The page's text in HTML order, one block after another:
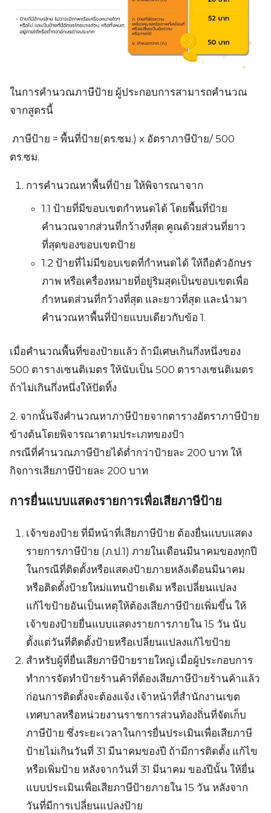
Search
for:
Search
ในการคำนวณภาษีป้าย ผู้ประกอบการสามารถคำนวณ
จากสูตรนี้
ภาษีป้าย = พื้นที่ป้าย(ตร.ซม.) x อัตราภาษีป้าย/ 500
ตร.ซม.
การคำนวณหาพื้นที่ป้าย ให้พิจารณาจาก
1.1 ป้ายที่มีขอบเขตกำหนดได้ โดยพื้นที่ป้าย
คำนวณจากส่วนที่กว้างที่สุด คูณด้วยส่วนที่ยาว
ที่สุดของขอบเขตป้าย
1.2 ป้ายที่ไม่มีขอบเขตที่กำหนดได้ ให้ถือตัวอักษร
ภาพ หรือเครื่องหมายที่อยู่ริมสุดเป็นขอบเขตเพื่อ
กำหนดส่วนที่กว้างที่สุด และยาวที่สุด และนำมา
คำนวณหาพื้นที่ป้ายแบบเดียวกับข้อ 1.
เมื่อคำนวณพื้นที่ของป้ายแล้ว ถ้ามีเศษเกินกึ่งหนึ่งของ
500 ตารางเซนติเมตร ให้นับเป็น 500 ตารางเซนติเมตร
ถ้าไม่เกินกึ่งหนึ่งให้ปัดทิ้ง
2. จากนั้นจึงคำนวณหาภาษีป้ายจากตารางอัตราภาษีป้าย
ข้างต้นโดยพิจารณาตามประเภทของป้า
กรณีที่คำนวณภาษีป้ายได้ต่ำกว่าป้ายละ 200 บาท ให้
กิจการเสียภาษีป้ายละ 200 บาท
การยื่นแบบแสดงรายการเพื่อเสียภาษีป้าย
เจ้าของป้าย ที่มีหน้าที่เสียภาษีป้าย ต้องยื่นแบบแสดง
รายการภาษีป้าย (ภ.ป.1) ภายในเดือนมีนาคมของทุกปี
ในกรณีที่ติดตั้งหรือแสดงป้ายภายหลังเดือนมีนาคม
หรือติดตั้งป้ายใหม่แทนป้ายเดิม หรือเปลี่ยนแปลง
แก้ไขป้ายอันเป็นเหตุให้ต้องเสียภาษีป้ายเพิ่มขึ้น ให้
เจ้าของป้ายยื่นแบบแสดงรายการภายใน 15 วัน นับ
ตั้งแต่วันที่ติดตั้งป้ายหรือเปลี่ยนแปลงแก้ไขป้าย
สำหรับผู้ที่ยื่นเสียภาษีป้ายรายใหญ่ เมื่อผู้ประกอบการ
ทำการจัดทำป้ายร้านค้าที่ต้องเสียภาษีป้ายร้านค้าแล้ว
ก่อนการติดตั้งจะต้องแจ้ง เจ้าหน้าที่สำนักงานเขต
เทศบาลหรือหน่วยงานราชการส่วนท้องถิ่นที่จัดเก็บ
ภาษีป้าย ซึ่งระยะเวลาในการยื่นประเมินเพื่อเสียภาษี
ป้ายไม่เกินวันที่ 31 มีนาคมของปี ถ้ามีการติดตั้ง แก้ไข
หรือเพิ่มป้าย หลังจากวันที่ 31 มีนาคม ของปีนั้น ให้ยื่น
แบบประเมินเพื่อเสียภาษีป้ายภายใน 15 วัน หลังจาก
วันที่มีการเปลี่ยนแปลงป้าย